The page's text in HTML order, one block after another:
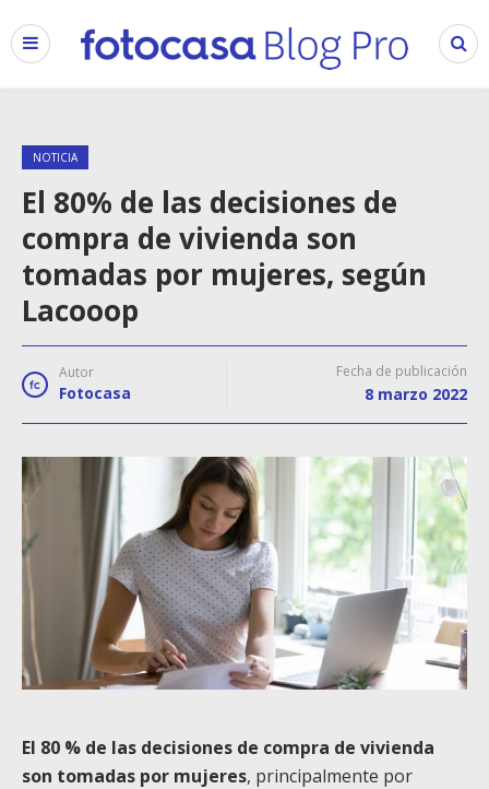
NOTICIA
El 80% de las decisiones de
compra de vivienda son
tomadas por mujeres, según
Lacooop
Autor
Fotocasa
Fecha de publicación
8 marzo 2022
El 80 % de las decisiones de compra de vivienda
son tomadas por mujeres, principalmente por